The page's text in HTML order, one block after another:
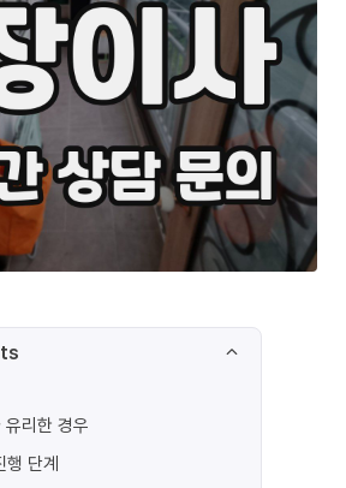
리한 경우
행 단계